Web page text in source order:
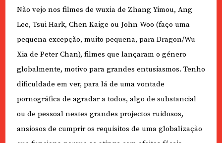
Não vejo nos filmes de wuxia de Zhang Yimou, Ang
Lee, Tsui Hark, Chen Kaige ou John Woo (faço uma
pequena excepção, muito pequena, para Dragon/Wu
Xia de Peter Chan), filmes que lançaram o género
globalmente, motivo para grandes entusiasmos. Tenho
dificuldade em ver, para lá de uma vontade
pornográfica de agradar a todos, algo de substancial
ou de pessoal nestes grandes projectos ruidosos,
ansiosos de cumprir os requisitos de uma globalização